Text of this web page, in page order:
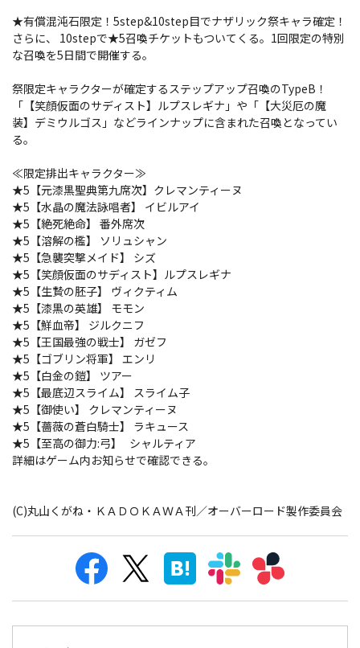
★有償混沌石限定！5step&10step目でナザリック祭キャラ確定！
さらに、 10stepで★5召喚チケットもついてくる。1回限定の特別
な召喚を5日間で開催する。
祭限定キャラクターが確定するステップアップ召喚のTypeB！
「【笑顔仮面のサディスト】ルプスレギナ」や「【大災厄の魔
装】デミウルゴス」などラインナップに含まれた召喚となってい
る。
≪限定排出キャラクター≫
★5【元漆黒聖典第九席次】クレマンティーヌ
★5【水晶の魔法詠唱者】 イビルアイ
★5【絶死絶命】 番外席次
★5【溶解の檻】 ソリュシャン
★5【急襲突撃メイド】 シズ
★5【笑顔仮面のサディスト】ルプスレギナ
★5【生贄の胚子】 ヴィクティム
★5【漆黒の英雄】 モモン
★5【鮮血帝】 ジルクニフ
★5【王国最強の戦士】 ガゼフ
★5【ゴブリン将軍】 エンリ
★5【白金の鎧】 ツアー
★5【最底辺スライム】 スライム子
★5【御使い】 クレマンティーヌ
★5【薔薇の蒼白騎士】 ラキュース
★5【至高の御力:弓】 シャルティア
詳細はゲーム内お知らせで確認できる。
(C)丸山くがね・ＫＡＤＯＫＡＷＡ刊／オーバーロード製作委員会